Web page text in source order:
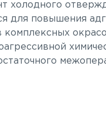
холодного
для повышения